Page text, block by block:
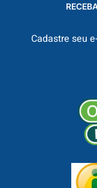
Cadastre seu